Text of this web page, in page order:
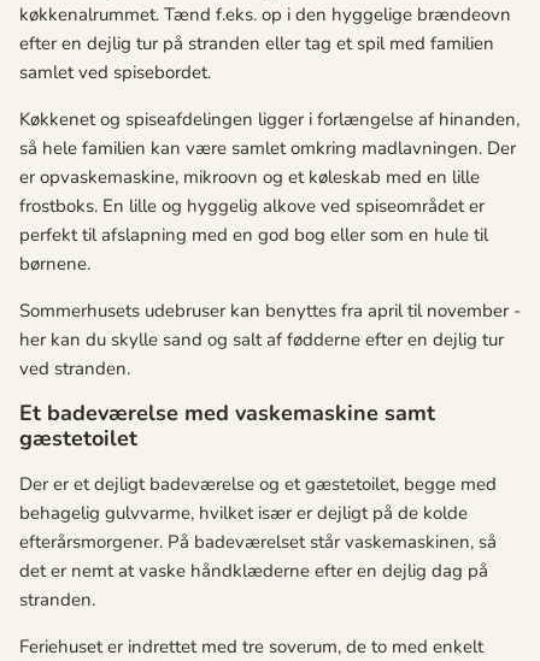
køkkenalrummet. Tænd f.eks. op i den hyggelige brændeovn
efter en dejlig tur på stranden eller tag et spil med familien
samlet ved spisebordet.
Køkkenet og spiseafdelingen ligger i forlængelse af hinanden,
så hele familien kan være samlet omkring madlavningen. Der
er opvaskemaskine, mikroovn og et køleskab med en lille
frostboks. En lille og hyggelig alkove ved spiseområdet er
perfekt til afslapning med en god bog eller som en hule til
børnene.
Sommerhusets udebruser kan benyttes fra april til november -
her kan du skylle sand og salt af fødderne efter en dejlig tur
ved stranden.
Et badeværelse med vaskemaskine samt
gæstetoilet
Der er et dejligt badeværelse og et gæstetoilet, begge med
behagelig gulvvarme, hvilket især er dejligt på de kolde
efterårsmorgener. På badeværelset står vaskemaskinen, så
det er nemt at vaske håndklæderne efter en dejlig dag på
stranden.
Feriehuset er indrettet med tre soverum, de to med enkelt